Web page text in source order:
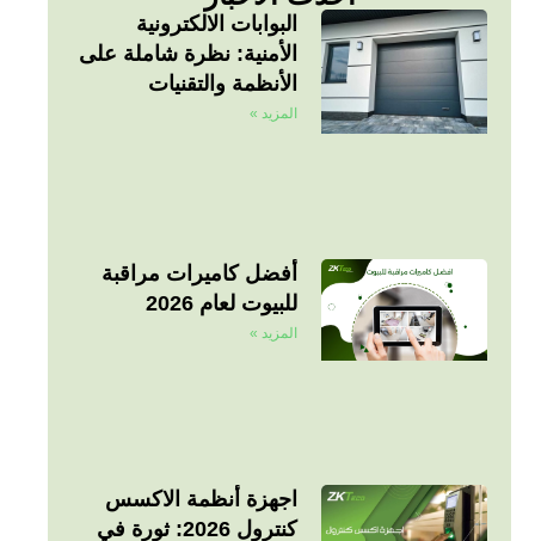
البوابات الالكترونية
الأمنية: نظرة شاملة على
الأنظمة والتقنيات
المزيد »
أفضل كاميرات مراقبة
للبيوت لعام 2026
المزيد »
اجهزة أنظمة الاكسس
كنترول 2026: ثورة في